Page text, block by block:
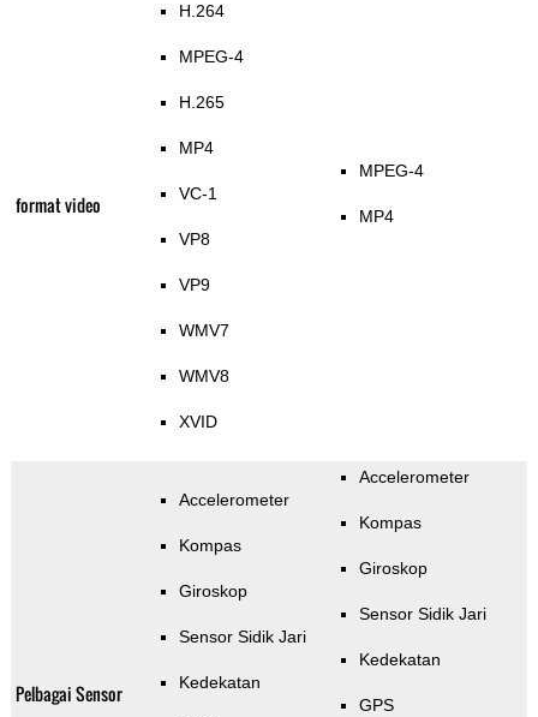
format video
H.264
MPEG-4
H.265
MP4
VC-1
VP8
VP9
WMV7
WMV8
XVID
MPEG-4
MP4
Pelbagai Sensor
Accelerometer
Kompas
Giroskop
Sensor Sidik Jari
Kedekatan
Accelerometer
Kompas
Giroskop
Sensor Sidik Jari
Kedekatan
GPS